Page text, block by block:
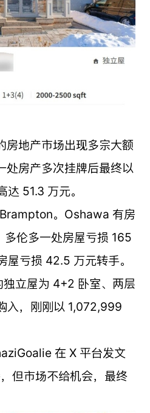
地产市场出现多宗大额
处房产多次挂牌后最终以
51.3 万元。
。Oshawa 有房
伦多一处房屋亏损 165
屋亏损 42.5 万元转手。
立屋为 4+2 卧室、两层
入，刚刚以 1,072,999
在 X 平台发文
但市场不给机会，最终